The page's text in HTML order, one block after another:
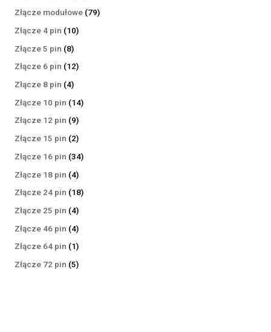
produkty
Złącze modułowe 7979
Złącze 4 pin 1010
Złącze 5 pin 88
produktów
Złącze 6 pin 1212
Złącze 8 pin 44
produkty
Złącze 10 pin 1414
Złącze 12 pin 99
produktów
Złącze 15 pin 22
produkty
Złącze 16 pin 3434
Złącze 18 pin 44
produkty
Złącze 24 pin 1818
Złącze 25 pin 44
produkty
Złącze 46 pin 44
produkty
Złącze 64 pin 11
produkt
Złącze 72 pin 55